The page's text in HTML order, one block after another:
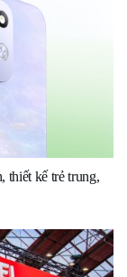
thiết kế trẻ trung,